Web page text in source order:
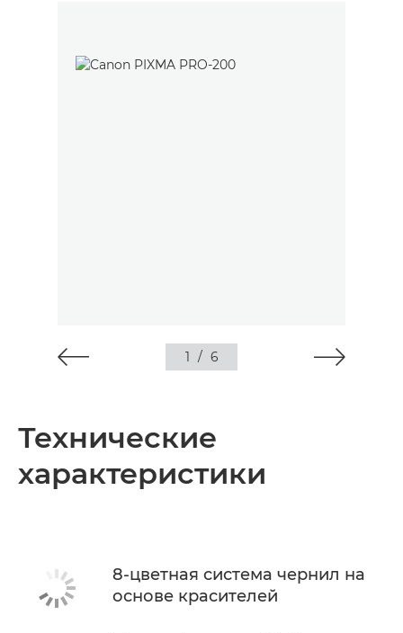
1 / 6
Технические
характеристики
8-цветная система чернил на
основе красителей